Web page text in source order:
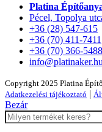
Platina
Pécel, Topolya
+36 (28) 547-615
+36 (70) 411-7411
+36 (70) 366-5488
info@platinaker.hu
Copyright 2025 Platina
Adatkezelési tájékoztató |
Bezár